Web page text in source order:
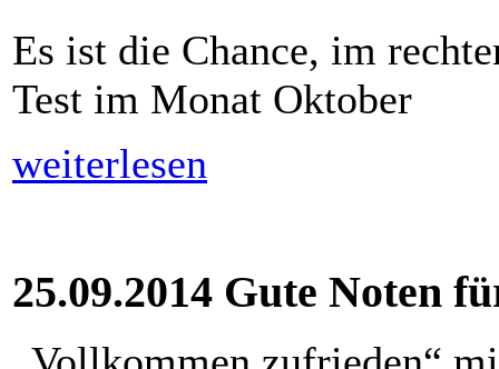
Es ist die Chance, im
Test im Monat Oktober
weiterlesen
25.09.2014 Gute Noten